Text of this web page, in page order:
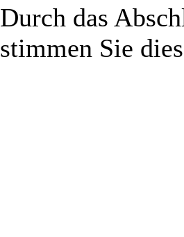
Durch das
stimmen Sie